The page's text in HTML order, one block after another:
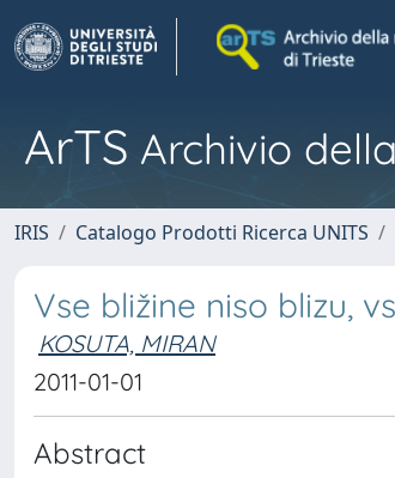
ArTS Archivio
IRIS Catalogo Prodotti Ricerca UNITS
Vse bližine niso blizu,
KOSUTA, MIRAN
2011-01-01
Abstract